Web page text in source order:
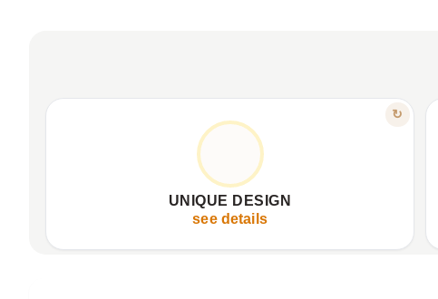
↻
UNIQUE DESIGN
see details
FUN & ORIGINAL
Integrated Pop It for relaxation and focus.
Vibrant colors, fun illustrations.
Perfect for kids and adults.